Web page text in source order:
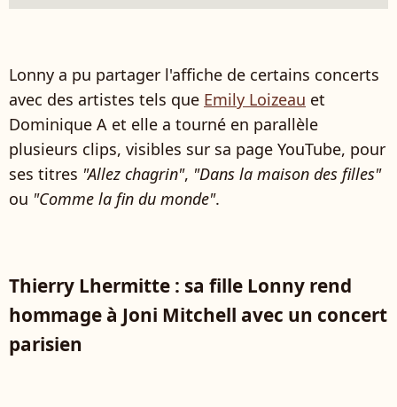
Lonny a pu partager l'affiche de certains concerts
avec des artistes tels que Emily Loizeau et
Dominique A et elle a tourné en parallèle
plusieurs clips, visibles sur sa page YouTube, pour
ses titres "Allez chagrin", "Dans la maison des filles"
ou "Comme la fin du monde".
Thierry Lhermitte : sa fille Lonny rend
hommage à Joni Mitchell avec un concert
parisien